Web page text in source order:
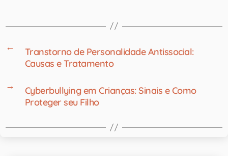
←
Transtorno de Personalidade Antissocial:
Causas e Tratamento
→
Cyberbullying em Crianças: Sinais e Como
Proteger seu Filho